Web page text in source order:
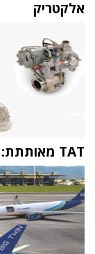
אלקטריק
TAT מאותתת: עסקת הרכישה הראשונה מתקרבת